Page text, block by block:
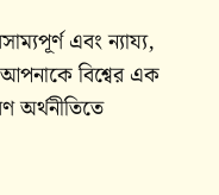
এবং ন্যায্য,
বিশ্বের এক
অর্থনীতিতে